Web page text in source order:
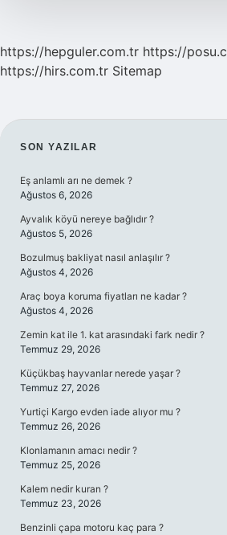
https://hepguler.com.tr https://
https://hirs.com.tr Sitemap
SIDEBAR
SON YAZILAR
Eş anlamlı arı ne demek ?
Ağustos 6, 2026
Ayvalık köyü nereye bağlıdır ?
Ağustos 5, 2026
Bozulmuş bakliyat nasıl anlaşılır ?
Ağustos 4, 2026
Araç boya koruma fiyatları ne kadar ?
Ağustos 4, 2026
Zemin kat ile 1. kat arasındaki fark nedir ?
Temmuz 29, 2026
Küçükbaş hayvanlar nerede yaşar ?
Temmuz 27, 2026
Yurtiçi Kargo evden iade alıyor mu ?
Temmuz 26, 2026
Klonlamanın amacı nedir ?
Temmuz 25, 2026
Kalem nedir kuran ?
Temmuz 23, 2026
Benzinli çapa motoru kaç para ?